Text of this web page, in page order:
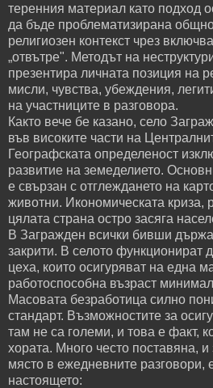
теренния материал като подход
да бъде проблематизирана
религиозен контекст чрез
„отвътре". Методът на
презентира личната позиция на
мисли, чувства, убеждения,
на участниците в разговора.
Както вече бе казано, село
във високите части на
Географската определеност
развитие на земеделието.
е свързан с отглеждането на
животни. Икономическата криза,
цялата страна остро засяга
В Загражден всички бивши
закрити. В селото функционират
цеха, които осигуряват на една
работоспособна възраст
Масовата безработица силно
стандарт. Възможностите за
там не са големи, и това е факт,
хората. Много често поставяна,
място в ежедневните разговори,
настоящето: